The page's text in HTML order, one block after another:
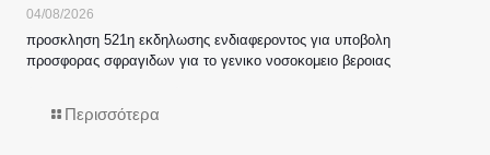
04/08/2026
προσκληση 521η εκδηλωσης ενδιαφεροντος για υποβολη
προσφορας σφραγιδων για το γενικο νοσοκομειο βεροιας
Περισσότερα